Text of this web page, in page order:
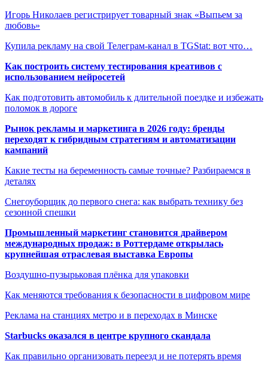
Игорь Николаев регистрирует товарный знак «Выпьем за
любовь»
Купила рекламу на свой Телеграм-канал в ТGStat: вот что…
Как построить систему тестирования креативов с
использованием нейросетей
Как подготовить автомобиль к длительной поездке и избежать
поломок в дороге
Рынок рекламы и маркетинга в 2026 году: бренды
переходят к гибридным стратегиям и автоматизации
кампаний
Какие тесты на беременность самые точные? Разбираемся в
деталях
Снегоуборщик до первого снега: как выбрать технику без
сезонной спешки
Промышленный маркетинг становится драйвером
международных продаж: в Роттердаме открылась
крупнейшая отраслевая выставка Европы
Воздушно-пузырьковая плёнка для упаковки
Как меняются требования к безопасности в цифровом мире
Реклама на станциях метро и в переходах в Минске
Starbucks оказался в центре крупного скандала
Как правильно организовать переезд и не потерять время